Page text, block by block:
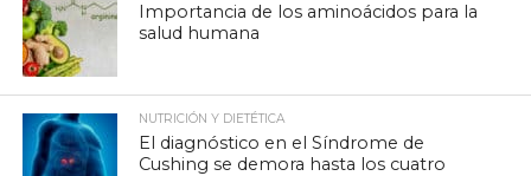
Importancia de los aminoácidos para la
salud humana
NUTRICIÓN Y DIETÉTICA
El diagnóstico en el Síndrome de
Cushing se demora hasta los cuatro